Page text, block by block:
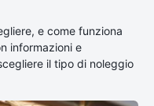
e come funziona
informazioni e
il tipo di noleggio